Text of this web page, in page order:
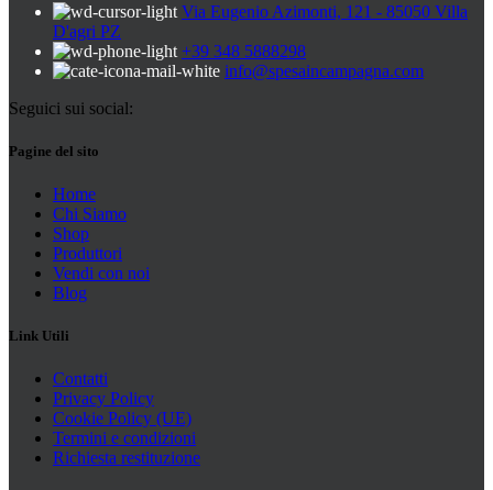
Via Eugenio Azimonti, 121 - 85050 Villa
D'agri PZ
+39 348 5888298
info@spesaincampagna.com
Seguici sui social:
Pagine del sito
Home
Chi Siamo
Shop
Produttori
Vendi con noi
Blog
Link Utili
Contatti
Privacy Policy
Cookie Policy (UE)
Termini e condizioni
Richiesta restituzione